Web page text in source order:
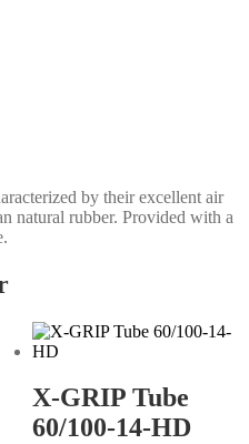
by their excellent air
natural rubber. Provided with a
X-GRIP Tube
60/100-14-HD